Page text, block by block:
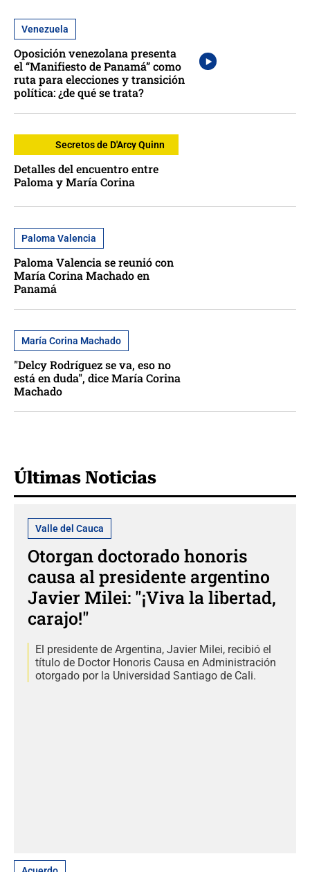
Venezuela
Oposición venezolana presenta
el “Manifiesto de Panamá” como
ruta para elecciones y transición
política: ¿de qué se trata?
Secretos de D'Arcy Quinn
Detalles del encuentro entre
Paloma y María Corina
Paloma Valencia
Paloma Valencia se reunió con
María Corina Machado en
Panamá
María Corina Machado
"Delcy Rodríguez se va, eso no
está en duda", dice María Corina
Machado
Últimas Noticias
Valle del Cauca
Otorgan doctorado honoris
causa al presidente argentino
Javier Milei: "¡Viva la libertad,
carajo!"
El presidente de Argentina, Javier Milei, recibió el
título de Doctor Honoris Causa en Administración
otorgado por la Universidad Santiago de Cali.